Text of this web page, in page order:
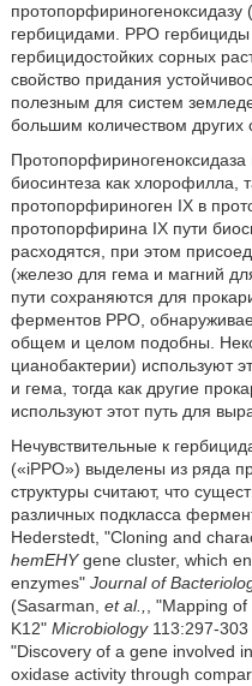
гербицидами. PPO
гербицидостойких сорных
свойство придания
полезным для систем
большим количеством других
биосинтеза как хлорофилла,
протопорфириноген IX в
протопорфирина IX пути
расходятся, при этом
(железо для гема и магний
пути сохраняются для
ферментов PPO,
общем и целом подобны.
цианобактерии) используют
и гема, тогда как другие
используют этот путь для
Нечувствительные к
(«iPPO») выделены из ряда
структуры считают, что
различных подкласса
Hederstedt, ʺCloning and
hemEHYgene cluster, which
enzymesʺ Journal of
(Sasarman, et al., , ʺMapping
K12ʺ Microbiology113:297-303
ʺDiscovery of a gene involved
oxidase activity through